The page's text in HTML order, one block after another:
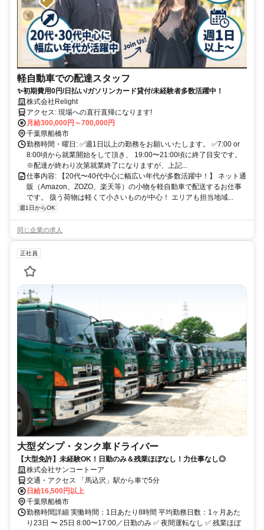
軽自動車での配達スタッフ
✨初期費用0円/日払い/ガソリンカード貸付/未経験者多数活躍中！
株式会社Relight
アクセス: 現場への直行直帰になります!
月給300,000円～700,000円
千葉県船橋市
勤務時間・曜日: ✅週1日以上の勤務をお願いいたします。 ✅7:00 or
8:00頃から就業開始をして頂き、 19:00〜21:00頃に終了目安です。
※配達が終わり次第就業終了になりますが、上記...
仕事内容: 【20代〜40代中心に幅広い年代が多数活躍中！】 ネット通
販（Amazon、ZOZO、楽天等）の小物を軽自動車で配送するお仕事
です。 扱う荷物は軽くて小さいものが中心！ エリアも担当地域...
週1日からOK
同じ企業の求人
正社員
大型ダンプ・タンク車ドライバー
【大型免許】未経験OK！日勤のみ＆残業ほぼなし！力仕事なし◎
株式会社サンコートーア
交通・アクセス 「馬込沢」駅から車で5分
日給16,500円以上
千葉県船橋市
勤務時間詳細 実働時間：1日あたり8時間 平均勤務日数：1ヶ月あた
り23日 〜 25日 8:00〜17:00／日勤のみ ✅ 夜間運転なし ✅ 残業ほぼ